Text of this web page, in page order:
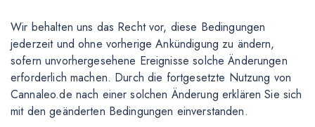
Wir behalten uns das Recht vor, diese Bedingungen
jederzeit und ohne vorherige Ankündigung zu ändern,
sofern unvorhergesehene Ereignisse solche Änderungen
erforderlich machen. Durch die fortgesetzte Nutzung von
Cannaleo.de nach einer solchen Änderung erklären Sie sich
mit den geänderten Bedingungen einverstanden.